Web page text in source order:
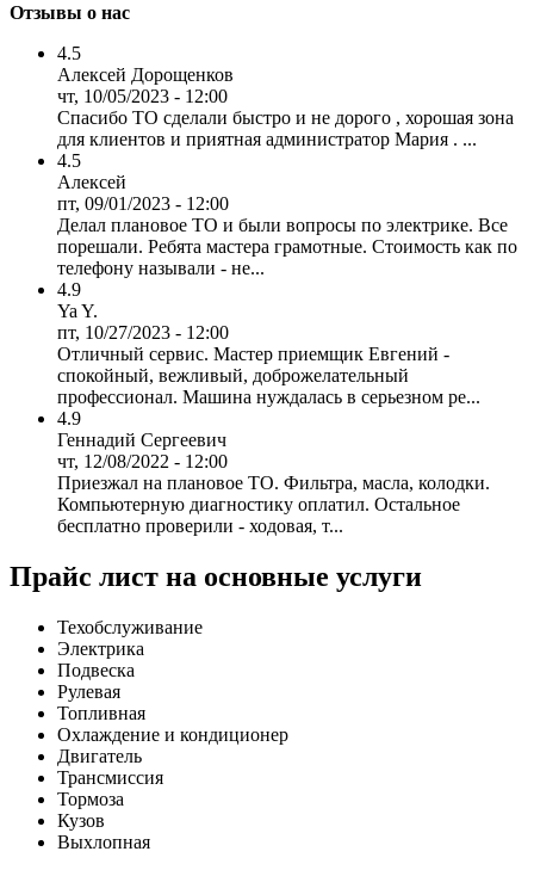
Отзывы о нас
4.5
Алексей Дорощенков
чт, 10/05/2023 - 12:00
Спасибо ТО сделали быстро и не дорого , хорошая зона
для клиентов и приятная администратор Мария . ...
4.5
Алексей
пт, 09/01/2023 - 12:00
Делал плановое ТО и были вопросы по электрике. Все
порешали. Ребята мастера грамотные. Стоимость как по
телефону называли - не...
4.9
Ya Y.
пт, 10/27/2023 - 12:00
Отличный сервис. Мастер приемщик Евгений -
спокойный, вежливый, доброжелательный
профессионал. Машина нуждалась в серьезном ре...
4.9
Геннадий Сергеевич
чт, 12/08/2022 - 12:00
Приезжал на плановое ТО. Фильтра, масла, колодки.
Компьютерную диагностику оплатил. Остальное
бесплатно проверили - ходовая, т...
Прайс лист на основные услуги
Техобслуживание
Электрика
Подвеска
Рулевая
Топливная
Охлаждение и кондиционер
Двигатель
Трансмиссия
Тормоза
Кузов
Выхлопная